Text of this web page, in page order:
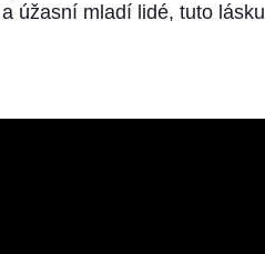
úžasní mladí lidé, tuto lásku